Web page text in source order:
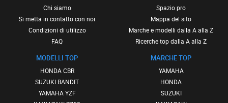
Chi siamo
Si metta in contatto con noi
Condizioni di utilizzo
FAQ
MODELLI TOP
HONDA CBR
SUZUKI BANDIT
YAMAHA YZF
Spazio pro
Mappa del sito
Marche e modelli dalla A alla Z
Ricerche top dalla A alla Z
MARCHE TOP
YAMAHA
HONDA
SUZUKI